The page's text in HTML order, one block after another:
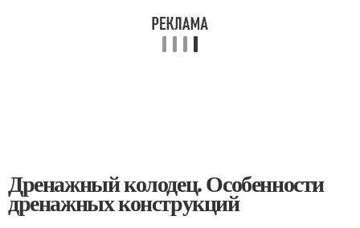
Дренажный колодец. Особенности
дренажных конструкций